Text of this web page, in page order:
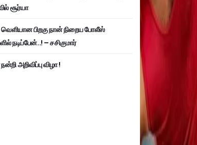
சூர்யா
பிறகு நான் நிறைய போலீஸ்
நடிப்பேன்..! – சசிகுமார்
அறிவிப்பு விழா !